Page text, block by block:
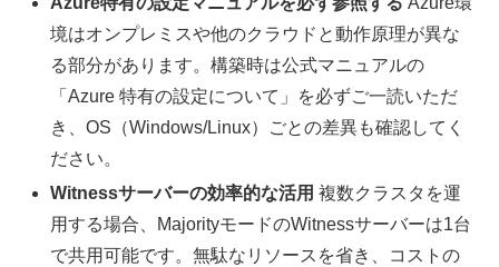
境はオンプレミスや他のクラウドと動作原理が異な
る部分があります。構築時は公式マニュアルの
「Azure 特有の設定について」を必ずご一読いただ
き、OS（Windows/Linux）ごとの差異も確認してく
ださい。
Witnessサーバーの効率的な活用 複数クラスタを運
用する場合、MajorityモードのWitnessサーバーは1台
で共用可能です。無駄なリソースを省き、コストの